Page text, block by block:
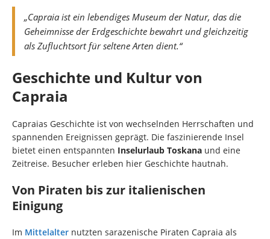
„Capraia ist ein lebendiges Museum der Natur, das die
Geheimnisse der Erdgeschichte bewahrt und gleichzeitig
als Zufluchtsort für seltene Arten dient.“
Geschichte und Kultur von
Capraia
Capraias Geschichte ist von wechselnden Herrschaften und
spannenden Ereignissen geprägt. Die faszinierende Insel
bietet einen entspannten Inselurlaub Toskana und eine
Zeitreise. Besucher erleben hier Geschichte hautnah.
Von Piraten bis zur italienischen
Einigung
Im Mittelalter nutzten sarazenische Piraten Capraia als